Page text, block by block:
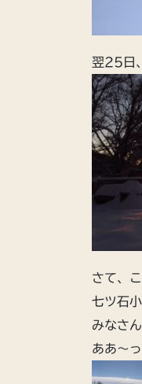
翌25日
さて、
七ツ石
みなさ
ああ〜